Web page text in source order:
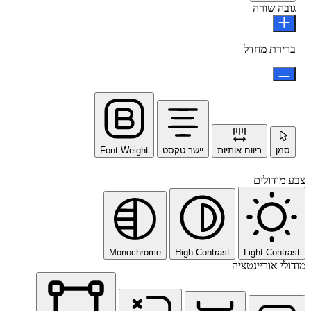
גובה שורה
ברירת מחדל
סמן ריווח אותיות יישר טקסט Font Weight
צבע מודולים
Light Contrast
High Contrast
Monochrome
מודולי אוריינטציה